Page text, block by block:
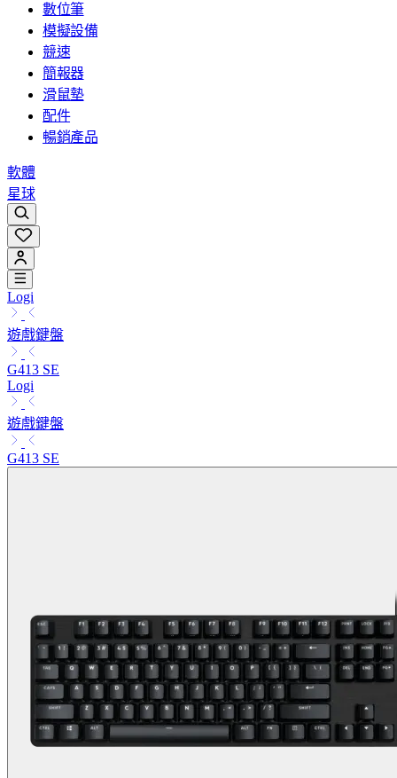
數位筆
模擬設備
競速
簡報器
滑鼠墊
配件
暢銷產品
軟體
星球
Logi
遊戲鍵盤
G413 SE
Logi
遊戲鍵盤
G413 SE